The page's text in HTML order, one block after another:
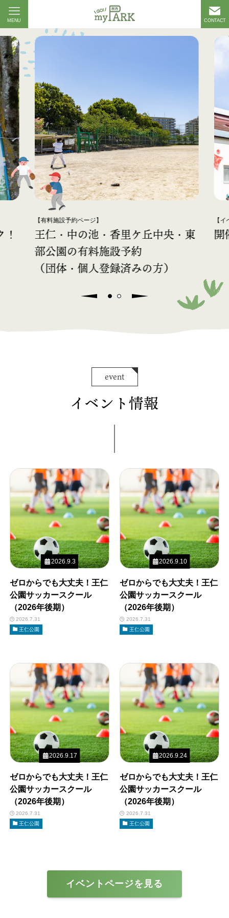
CONTACT
MENU
【イベント一覧】
開催日順にイベントをチェック！
【
王
event
イベント情報
2026.9.3
ゼロからでも大丈夫！王仁
公園サッカースクール
（2026年後期）
2026.7.31
王仁公園
2026.9.10
ゼロからでも大丈夫！王仁
公園サッカースクール
（2026年後期）
2026.7.31
王仁公園
2026.9.17
ゼロからでも大丈夫！王仁
公園サッカースクール
（2026年後期）
2026.7.31
王仁公園
2026.9.24
ゼロからでも大丈夫！王仁
公園サッカースクール
（2026年後期）
2026.7.31
王仁公園
イベントページを見る